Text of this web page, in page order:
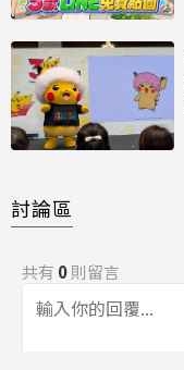
討論區
共有 0則留言